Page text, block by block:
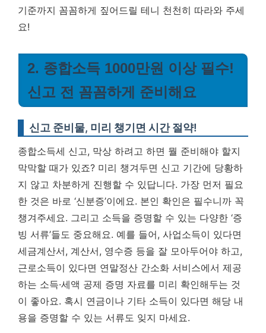
기준까지 꼼꼼하게 짚어드릴 테니 천천히 따라와 주세
요!
2. 종합소득 1000만원 이상 필수!
신고 전 꼼꼼하게 준비해요
신고 준비물, 미리 챙기면 시간 절약!
종합소득세 신고, 막상 하려고 하면 뭘 준비해야 할지
막막할 때가 있죠? 미리 챙겨두면 신고 기간에 당황하
지 않고 차분하게 진행할 수 있답니다. 가장 먼저 필요
한 것은 바로 ‘신분증’이에요. 본인 확인은 필수니까 꼭
챙겨주세요. 그리고 소득을 증명할 수 있는 다양한 ‘증
빙 서류’들도 중요해요. 예를 들어, 사업소득이 있다면
세금계산서, 계산서, 영수증 등을 잘 모아두어야 하고,
근로소득이 있다면 연말정산 간소화 서비스에서 제공
하는 소득·세액 공제 증명 자료를 미리 확인해두는 것
이 좋아요. 혹시 연금이나 기타 소득이 있다면 해당 내
용을 증명할 수 있는 서류도 잊지 마세요.